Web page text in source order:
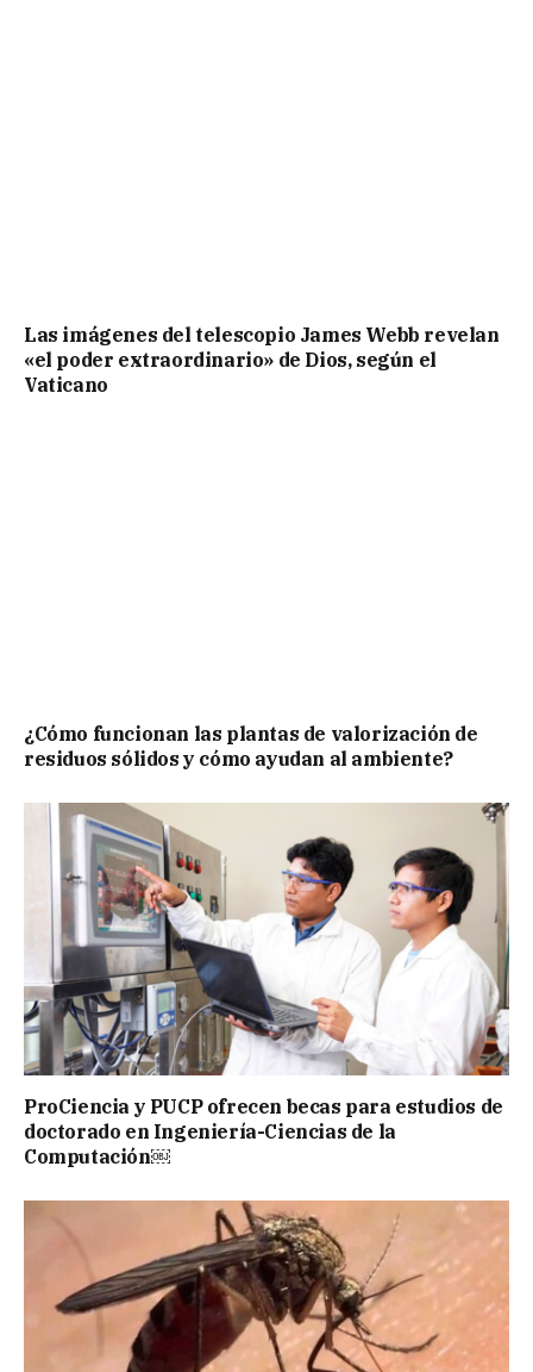
Las imágenes del telescopio James Webb revelan
«el poder extraordinario» de Dios, según el
Vaticano
¿Cómo funcionan las plantas de valorización de
residuos sólidos y cómo ayudan al ambiente?
ProCiencia y PUCP ofrecen becas para estudios de
doctorado en Ingeniería-Ciencias de la
Computación￼